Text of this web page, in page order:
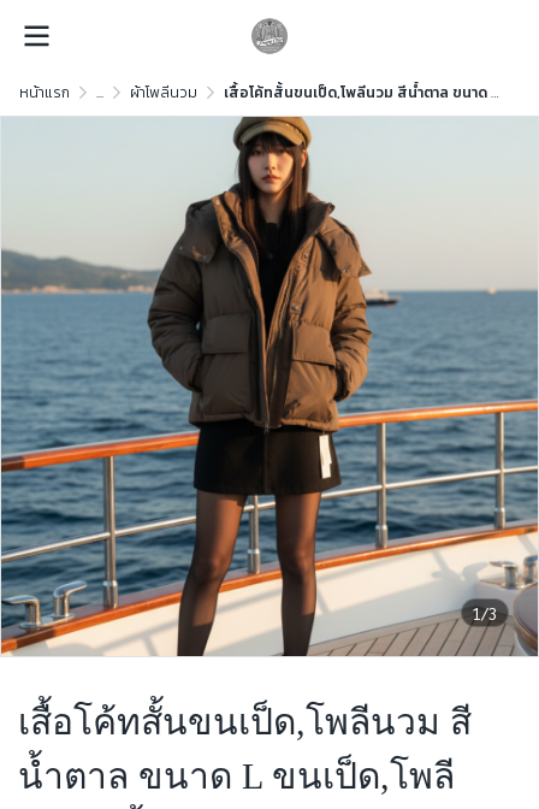
หน้าแรก ... ผ้าโพลีนวม เสื้อโค้ทสั้นขนเป็ด,โพลีนวม สีน้ำตาล ขนาด L ขนเป็ด,โพลีนวม สีน้ำตาล ขนาด L ขนเป็ด,โพลีนวม สีน้ำตาล ขนาด L
1/3
เสื้อโค้ทสั้นขนเป็ด,โพลีนวม สี
น้ำตาล ขนาด L ขนเป็ด,โพลี